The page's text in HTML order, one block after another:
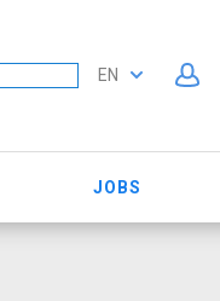
EN
JOBS